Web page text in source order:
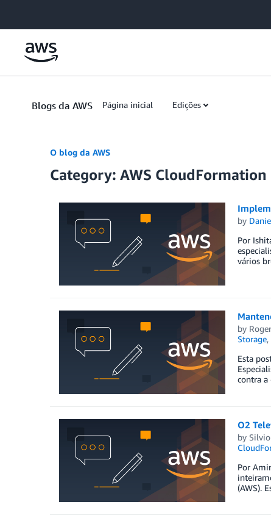
Blogs da AWS Página inicial Edições
O blog da AWS
Category: AWS CloudFormation
by
Por
vários
by
Storage,
Esta
contra a
O2
by
Por
(AWS).